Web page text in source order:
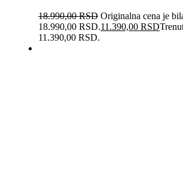
18.990,00RSD Originalna cena je
18.990,00 RSD.11.390,00 RSD
11.390,00 RSD.